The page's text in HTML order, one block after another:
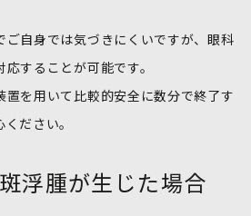
ご自身では気づきにくいですが、眼科
することが可能です。
置を用いて比較的安全に数分で終了す
ださい。
浮腫が生じた場合